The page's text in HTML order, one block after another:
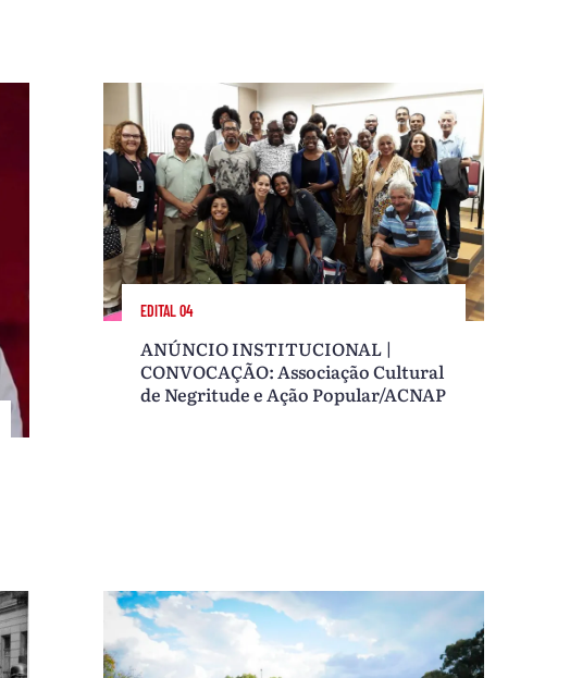
EDITAL 04
ANÚNCIO INSTITUCIONAL |
CONVOCAÇÃO: Associação Cultural
de Negritude e Ação Popular/ACNAP